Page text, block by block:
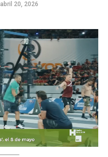
abril 20, 2026